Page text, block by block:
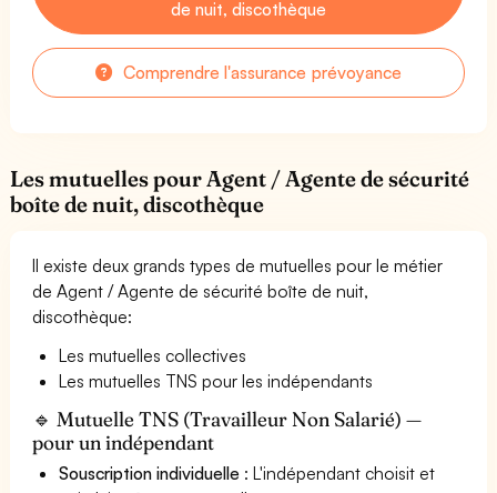
de nuit, discothèque
Comprendre l'assurance prévoyance
Les mutuelles pour Agent / Agente de sécurité
boîte de nuit, discothèque
Il existe deux grands types de mutuelles pour le métier
de Agent / Agente de sécurité boîte de nuit,
discothèque:
Les mutuelles collectives
Les mutuelles TNS pour les indépendants
🔹 Mutuelle TNS (Travailleur Non Salarié) —
pour un indépendant
Souscription individuelle : L'indépendant choisit et